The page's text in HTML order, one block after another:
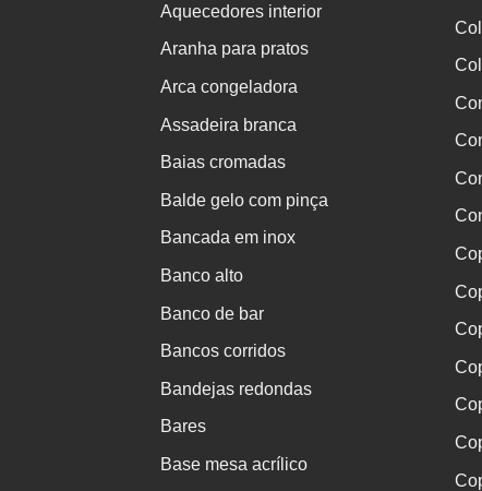
Aquecedores interior
Aranha para pratos
Arca congeladora
Assadeira branca
Baias cromadas
Balde gelo com pinça
Bancada em inox
Banco alto
Banco de bar
Bancos corridos
Bandejas redondas
Bares
Base mesa acrílico